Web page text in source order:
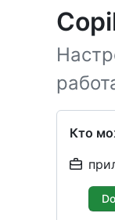
Кто